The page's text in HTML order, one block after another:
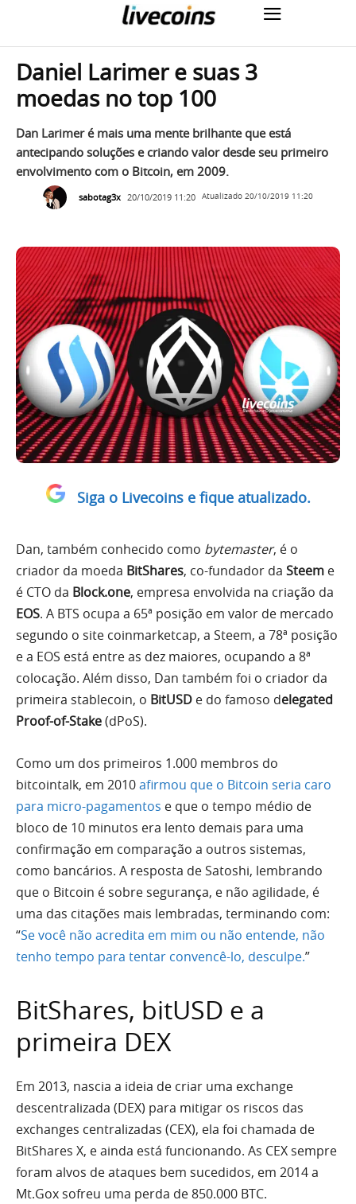
Daniel Larimer e suas 3
moedas no top 100
Dan Larimer é mais uma mente brilhante que está
antecipando soluções e criando valor desde seu primeiro
envolvimento com o Bitcoin, em 2009.
sabotag3x 20/10/2019 11:20 Atualizado 20/10/2019 11:20
Siga o Livecoins e fique atualizado.
Dan, também conhecido como bytemaster, é o
criador da moeda BitShares, co-fundador da Steem e
é CTO da Block.one, empresa envolvida na criação da
EOS. A BTS ocupa a 65ª posição em valor de mercado
segundo o site coinmarketcap, a Steem, a 78ª posição
e a EOS está entre as dez maiores, ocupando a 8ª
colocação. Além disso, Dan também foi o criador da
primeira stablecoin, o BitUSD e do famoso delegated
Proof-of-Stake(dPoS).
Como um dos primeiros 1.000 membros do
bitcointalk, em 2010afirmou que o Bitcoin seria caro
para micro-pagamentos e que o tempo médio de
bloco de 10 minutos era lento demais para uma
confirmação em comparação a outros sistemas,
como bancários. A resposta de Satoshi, lembrando
que o Bitcoin é sobre segurança, e não agilidade, é
uma das citações mais lembradas, terminando com:
“Se você não acredita em mim ou não entende, não
tenho tempo para tentar convencê-lo, desculpe.”
BitShares, bitUSD e a
primeira DEX
Em 2013, nascia a ideia de criar uma exchange
descentralizada (DEX) para mitigar os riscos das
exchanges centralizadas (CEX), ela foi chamada de
BitShares X, e ainda está funcionando. As CEX sempre
foram alvos de ataques bem sucedidos, em 2014 a
Mt.Gox sofreu uma perda de 850.000 BTC.